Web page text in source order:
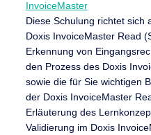
InvoiceMaster
Diese Schulung richtet sich
Doxis InvoiceMaster Read
Erkennung von
den Prozess des Doxis
sowie die für Sie wichtigen
der Doxis InvoiceMaster
Erläuterung des
Validierung im Doxis